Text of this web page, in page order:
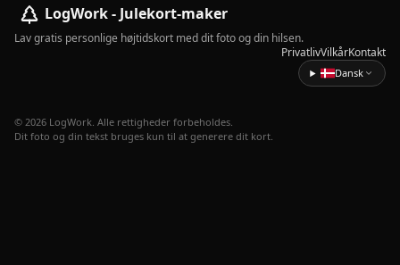
LogWork - Julekort-maker
Lav gratis personlige højtidskort med dit foto og din hilsen.
PrivatlivVilkårKontakt
Dansk
© 2026 LogWork. Alle rettigheder forbeholdes.
Dit foto og din tekst bruges kun til at generere dit kort.